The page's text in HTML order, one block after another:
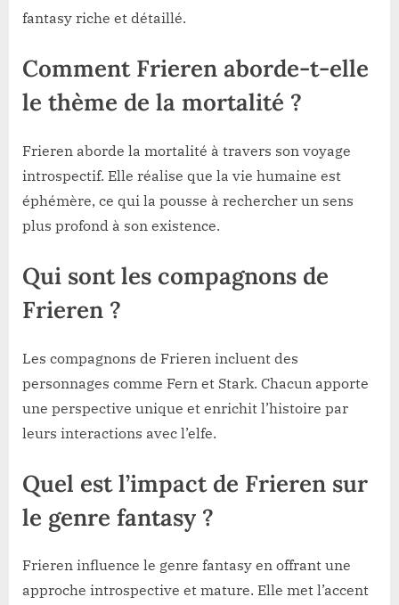
fantasy riche et détaillé.
Comment Frieren aborde-t-elle
le thème de la mortalité ?
Frieren aborde la mortalité à travers son voyage
introspectif. Elle réalise que la vie humaine est
éphémère, ce qui la pousse à rechercher un sens
plus profond à son existence.
Qui sont les compagnons de
Frieren ?
Les compagnons de Frieren incluent des
personnages comme Fern et Stark. Chacun apporte
une perspective unique et enrichit l’histoire par
leurs interactions avec l’elfe.
Quel est l’impact de Frieren sur
le genre fantasy ?
Frieren influence le genre fantasy en offrant une
approche introspective et mature. Elle met l’accent